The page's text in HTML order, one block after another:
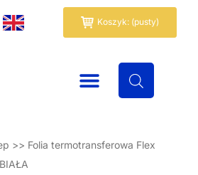
Koszyk: (pusty)
Wózek
>> Folia termotransferowa Flex